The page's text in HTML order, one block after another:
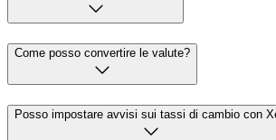
Come posso convertire le valute?
Posso impostare avvisi sui tassi di cambio con